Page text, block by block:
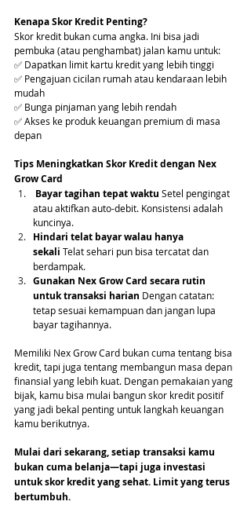
Kenapa Skor Kredit Penting?
Skor kredit bukan cuma angka. Ini bisa jadi
pembuka (atau penghambat) jalan kamu untuk:
✅ Dapatkan limit kartu kredit yang lebih tinggi
✅ Pengajuan cicilan rumah atau kendaraan lebih
mudah
✅ Bunga pinjaman yang lebih rendah
✅ Akses ke produk keuangan premium di masa
depan
Tips Meningkatkan Skor Kredit dengan Nex
Grow Card
Bayar tagihan tepat waktu Setel pengingat
atau aktifkan auto-debit. Konsistensi adalah
kuncinya.
Hindari telat bayar walau hanya
sekali Telat sehari pun bisa tercatat dan
berdampak.
Gunakan Nex Grow Card secara rutin
untuk transaksi harian Dengan catatan:
tetap sesuai kemampuan dan jangan lupa
bayar tagihannya.
Memiliki Nex Grow Card bukan cuma tentang bisa
kredit, tapi juga tentang membangun masa depan
finansial yang lebih kuat. Dengan pemakaian yang
bijak, kamu bisa mulai bangun skor kredit positif
yang jadi bekal penting untuk langkah keuangan
kamu berikutnya.
Mulai dari sekarang, setiap transaksi kamu
bukan cuma belanja—tapi juga investasi
untuk skor kredit yang sehat. Limit yang terus
bertumbuh.